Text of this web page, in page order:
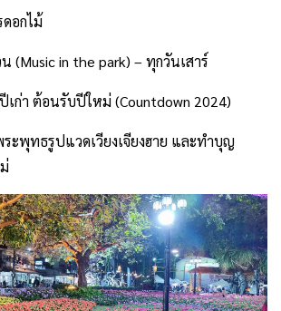
อกไม้
(Music in the park) – ทุกวันเสาร์
เก่า ต้อนรับปีใหม่ (Countdown 2024)
พุทธรูปแวดเวียงเจียงฮาย และทำบุญ